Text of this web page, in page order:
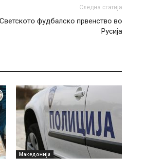
Следна статија
фудбалско првенство во
Русија
Македонија